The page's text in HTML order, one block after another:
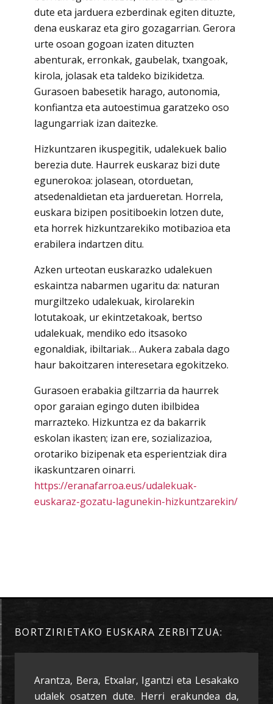
dute eta jarduera ezberdinak egiten dituzte,
dena euskaraz eta giro gozagarrian. Gerora
urte osoan gogoan izaten dituzten
abenturak, erronkak, gaubelak, txangoak,
kirola, jolasak eta taldeko bizikidetza.
Gurasoen babesetik harago, autonomia,
konfiantza eta autoestimua garatzeko oso
lagungarriak izan daitezke.
Hizkuntzaren ikuspegitik, udalekuek balio
berezia dute. Haurrek euskaraz bizi dute
egunerokoa: jolasean, otorduetan,
atsedenaldietan eta jardueretan. Horrela,
euskara bizipen positiboekin lotzen dute,
eta horrek hizkuntzarekiko motibazioa eta
erabilera indartzen ditu.
Azken urteotan euskarazko udalekuen
eskaintza nabarmen ugaritu da: naturan
murgiltzeko udalekuak, kirolarekin
lotutakoak, ur ekintzetakoak, bertso
udalekuak, mendiko edo itsasoko
egonaldiak, ibiltariak… Aukera zabala dago
haur bakoitzaren interesetara egokitzeko.
Gurasoen erabakia giltzarria da haurrek
opor garaian egingo duten ibilbidea
marrazteko. Hizkuntza ez da bakarrik
eskolan ikasten; izan ere, sozializazioa,
orotariko bizipenak eta esperientziak dira
ikaskuntzaren oinarri.
https://eranafarroa.eus/udalekuak-
euskaraz-gozatu-lagunekin-hizkuntzarekin/
BORTZIRIETAKO EUSKARA ZERBITZUA:
Arantza, Bera, Etxalar, Igantzi eta Lesakako
udalek osatzen dute. Herri erakundea da,